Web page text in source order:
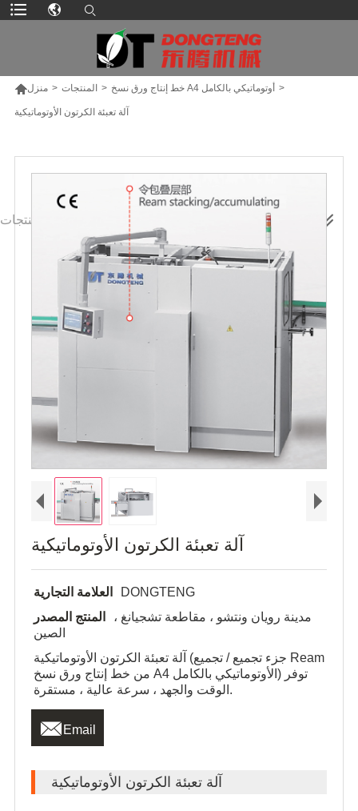
منزل > المنتجات > خط إنتاج ورق نسخ A4 أوتوماتيكي بالكامل >
آلة تعبئة الكرتون الأوتوماتيكية
المزيد من المنتجات
آلة تعبئة الكرتون الأوتوماتيكية
العلامة التجارية
DONGTENG
المنتج المصدر
مدينة رويان ونتشو ، مقاطعة تشجيانغ ،
الصين
آلة تعبئة الكرتون الأوتوماتيكية (جزء تجميع / تجميع Ream
من خط إنتاج ورق نسخ A4 الأوتوماتيكي بالكامل) توفر
الوقت والجهد ، سرعة عالية ، مستقرة.
 Email
آلة تعبئة الكرتون الأوتوماتيكية